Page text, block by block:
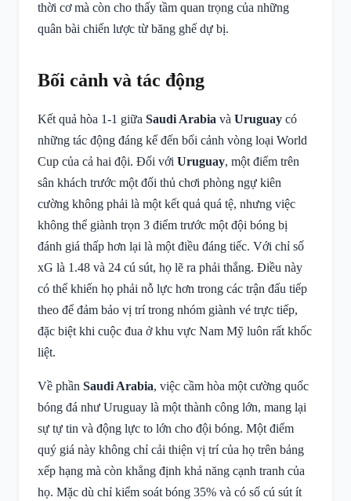
thời cơ mà còn cho thấy tầm quan trọng của những
quân bài chiến lược từ băng ghế dự bị.
Bối cảnh và tác động
Kết quả hòa 1-1 giữa Saudi Arabia và Uruguay có
những tác động đáng kể đến bối cảnh vòng loại World
Cup của cả hai đội. Đối với Uruguay, một điểm trên
sân khách trước một đối thủ chơi phòng ngự kiên
cường không phải là một kết quả quá tệ, nhưng việc
không thể giành trọn 3 điểm trước một đội bóng bị
đánh giá thấp hơn lại là một điều đáng tiếc. Với chỉ số
xG là 1.48 và 24 cú sút, họ lẽ ra phải thắng. Điều này
có thể khiến họ phải nỗ lực hơn trong các trận đấu tiếp
theo để đảm bảo vị trí trong nhóm giành vé trực tiếp,
đặc biệt khi cuộc đua ở khu vực Nam Mỹ luôn rất khốc
liệt.
Về phần Saudi Arabia, việc cầm hòa một cường quốc
bóng đá như Uruguay là một thành công lớn, mang lại
sự tự tin và động lực to lớn cho đội bóng. Một điểm
quý giá này không chỉ cải thiện vị trí của họ trên bảng
xếp hạng mà còn khẳng định khả năng cạnh tranh của
họ. Mặc dù chỉ kiểm soát bóng 35% và có số cú sút ít